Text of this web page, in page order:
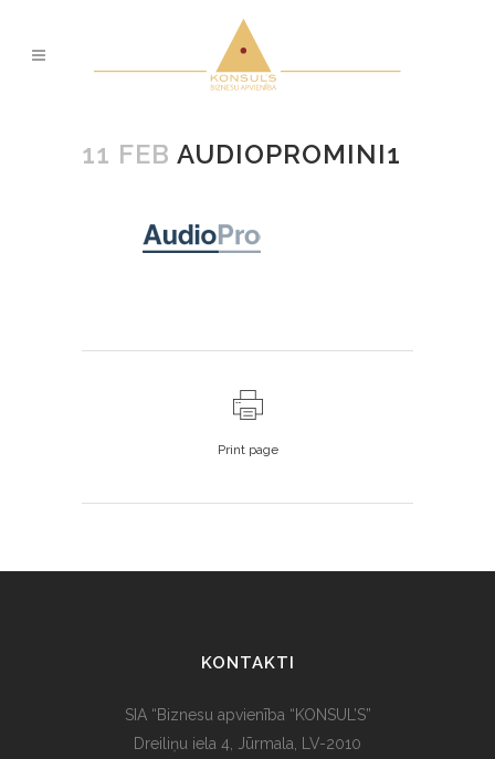
11 FEB AUDIOPROMINI1
Print page
KONTAKTI
SIA “Biznesu apvienība “KONSUL’S”
Dreiliņu iela 4, Jūrmala, LV-2010